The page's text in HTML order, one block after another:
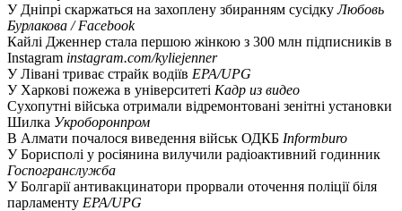
У Дніпрі скаржаться на захоплену збиранням сусідкуЛюбовь
Бурлакова / Facebook
Кайлі Дженнер стала першою жінкою з 300 млн підписників в
Instagram instagram.com/kyliejenner
У Лівані триває страйк водіїв EPA/UPG
У Харкові пожежа в університеті Кадр из видео
Сухопутні війська отримали відремонтовані зенітні установки
Шилка Укроборонпром
В Алмати почалося виведення військ ОДКБ Informburo
У Борисполі у росіянина вилучили радіоактивний годинник
Госпогранслужба
У Болгарії антивакцинатори прорвали оточення поліції біля
парламенту EPA/UPG